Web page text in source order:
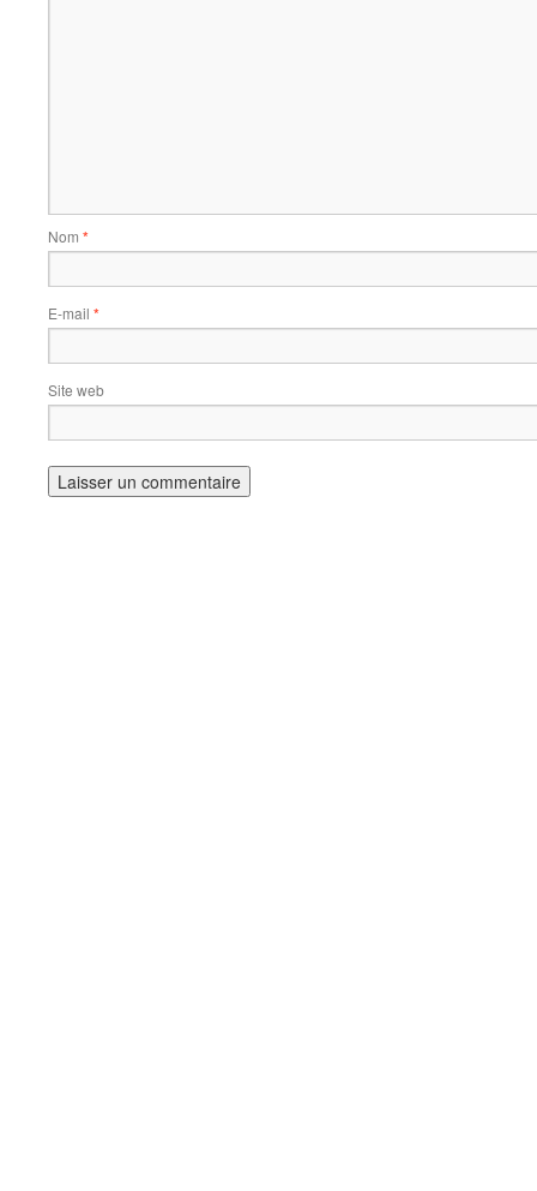
Nom *
E-mail *
Site web